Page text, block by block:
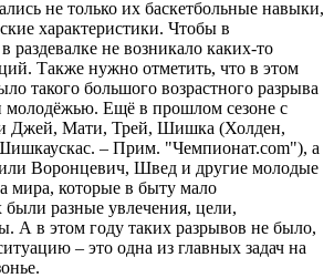
не только их баскетбольные навыки,
характеристики. Чтобы в
раздевалке не возникало каких-то
Также нужно отметить, что в этом
такого большого возрастного разрыва
молодёжью. Ещё в прошлом сезоне с
Джей, Мати, Трей, Шишка (Холден,
– Прим. "Чемпионат.com"), а
Воронцевич, Швед и другие молодые
мира, которые в быту мало
были разные увлечения, цели,
А в этом году таких разрывов не было,
– это одна из главных задач на